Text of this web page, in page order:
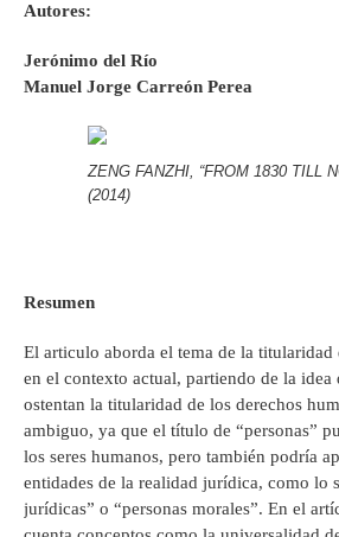
Autores:
Jerónimo del Río
Manuel Jorge Carreón Perea
ZENG FANZHI, “FROM 1830 TILL
(2014)
Resumen
El articulo aborda el tema de la titularidad
en el contexto actual, partiendo de la idea
ostentan la titularidad de los derechos
ambiguo, ya que el título de “personas”
los seres humanos, pero también podría
entidades de la realidad jurídica, como lo
jurídicas” o “personas morales”. En el